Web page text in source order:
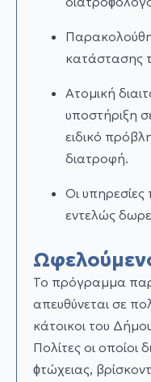
κατάστασης
Ατομική
υποστήριξη
ειδικό
διατροφή.
Οι υπηρεσίες
εντελώς
Το πρόγραµµα
απευθύνεται σε
κάτοικοι του
Πολίτες οι οποίοι
ϕτώχειας,